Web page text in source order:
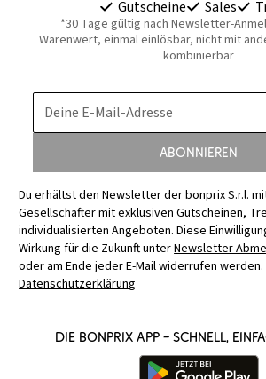
Gutscheine Sales
*30 Tage gültig nach Newsletter-
Warenwert, einmal einlösbar, nicht mit
kombinierbar
Deine E-Mail-Adresse
Abonnieren
Du erhältst den Newsletter der bonprix S.r.l.
Gesellschafter mit exklusiven Gutscheinen,
individualisierten Angeboten. Diese
Wirkung für die Zukunft unterNewsletter
oder am Ende jeder E-Mail widerrufen werden.
Datenschutzerklärung
Die bonprix App – schnell,